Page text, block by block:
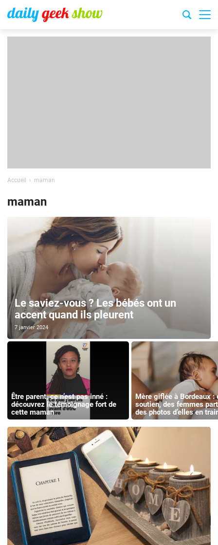
Accueil maman
maman
Le saviez-vous ? Les bébés ont un
accent quand ils pleurent
7 janvier 2024
Être parent, ce n’est pas inné :
découvrez le témoignage fort de
cette maman
Mère giflée à Bordeaux :
soutien, des femmes
des photos d’elles en